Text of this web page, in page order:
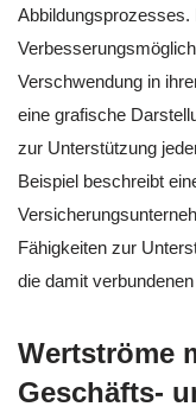
Abbildungsprozesses.
Verschwendung in
eine grafische
zur Unterstützung
Beispiel beschreibt
Fähigkeiten zur
die damit
Wertströme
Geschäfts-